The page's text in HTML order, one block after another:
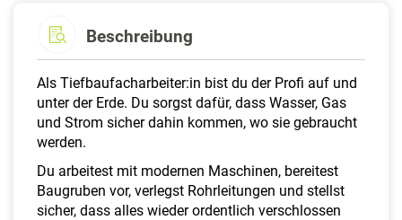
Beschreibung
Als Tiefbaufacharbeiter:in bist du der Profi auf und
unter der Erde. Du sorgst dafür, dass Wasser, Gas
und Strom sicher dahin kommen, wo sie gebraucht
werden.
Du arbeitest mit modernen Maschinen, bereitest
Baugruben vor, verlegst Rohrleitungen und stellst
sicher, dass alles wieder ordentlich verschlossen